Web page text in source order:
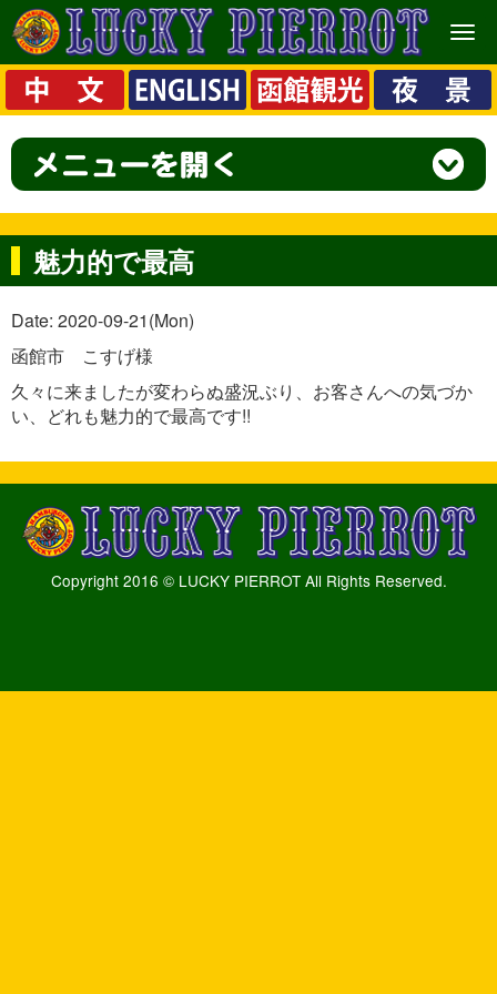
メ
ニ
ュ
ー
魅力的で最高
Date: 2020-09-21(Mon)
函館市 こすげ様
久々に来ましたが変わらぬ盛況ぶり、お客さんへの気づか
い、どれも魅力的で最高です!!
Copyright 2016 © LUCKY PIERROT All Rights Reserved.